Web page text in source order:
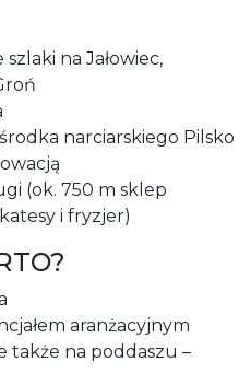
na Jałowiec,
narciarskiego Pilsko
(ok. 750 m sklep
i fryzjer)
aranżacyjnym
także na poddaszu –